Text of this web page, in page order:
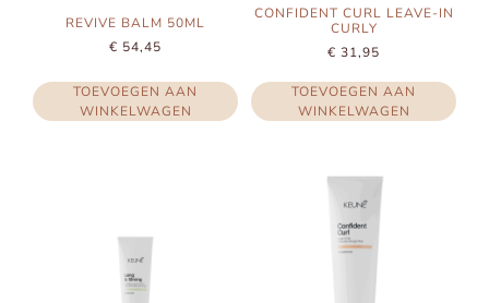
REVIVE BALM 50ML
€ 54,45
TOEVOEGEN AAN
WINKELWAGEN
CONFIDENT CURL LEAVE-IN
CURLY
€ 31,95
TOEVOEGEN AAN
WINKELWAGEN